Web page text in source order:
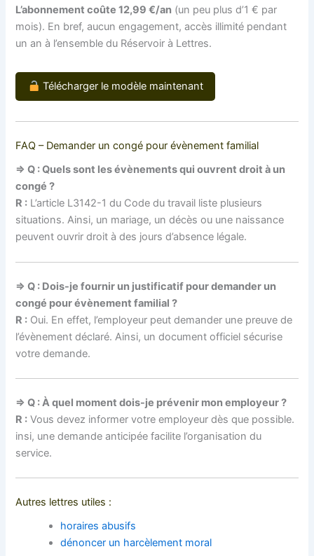
L’abonnement coûte 12,99 €/an (un peu plus d’1 € par
mois). En bref, aucun engagement, accès illimité pendant
un an à l’ensemble du Réservoir à Lettres.
Télécharger le modèle maintenant
FAQ – Demander un congé pour évènement familial
⇒ Q : Quels sont les évènements qui ouvrent droit à un
congé ?
R : L’article L3142-1 du Code du travail liste plusieurs
situations. Ainsi, un mariage, un décès ou une naissance
peuvent ouvrir droit à des jours d’absence légale.
⇒ Q : Dois-je fournir un justificatif pour demander un
congé pour évènement familial ?
R : Oui. En effet, l’employeur peut demander une preuve de
l’évènement déclaré. Ainsi, un document officiel sécurise
votre demande.
⇒ Q : À quel moment dois-je prévenir mon employeur ?
R : Vous devez informer votre employeur dès que possible.
insi, une demande anticipée facilite l’organisation du
service.
Autres lettres utiles :
horaires abusifs
dénoncer un harcèlement moral